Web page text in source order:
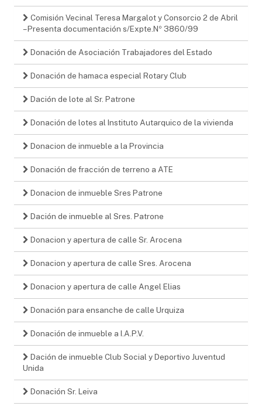
Comisión Vecinal Teresa Margalot y Consorcio 2 de Abril
– Presenta documentación s/Expte.Nº 3860/99
Donación de Asociación Trabajadores del Estado
Donación de hamaca especial Rotary Club
Dación de lote al Sr. Patrone
Donación de lotes al Instituto Autarquico de la vivienda
Donacion de inmueble a la Provincia
Donación de fracción de terreno a ATE
Donacion de inmueble Sres Patrone
Dación de inmueble al Sres. Patrone
Donacion y apertura de calle Sr. Arocena
Donacion y apertura de calle Sres. Arocena
Donacion y apertura de calle Angel Elias
Donación para ensanche de calle Urquiza
Donación de inmueble a I.A.P.V.
Dación de inmueble Club Social y Deportivo Juventud
Unida
Donación Sr. Leiva